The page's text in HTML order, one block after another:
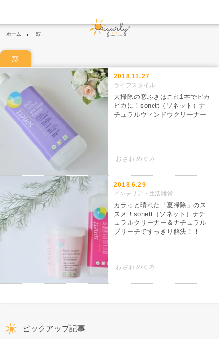
ホーム 窓
窓
2018.11.27
ライフスタイル
おざわ めぐみ
大掃除の窓ふきはこれ1本でピカ
ピカに！sonett（ソネット）ナ
チュラルウィンドウクリーナー
2018.6.29
インテリア・生活雑貨
おざわ めぐみ
カラっと晴れた「夏掃除」のス
スメ！sonett（ソネット）ナチ
ュラルクリーナー＆ナチュラル
ブリーチですっきり解決！！
ピックアップ記事